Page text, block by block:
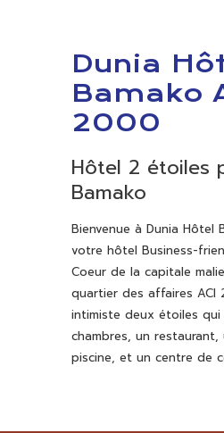
Dunia
Bamako
2000
Hôtel 2 étoiles
Bamako
Bienvenue à Dunia Hôtel
votre hôtel Business-
Coeur de la capitale
quartier des affaires ACI
intimiste deux étoiles
chambres, un restaurant,
piscine, et un centre de